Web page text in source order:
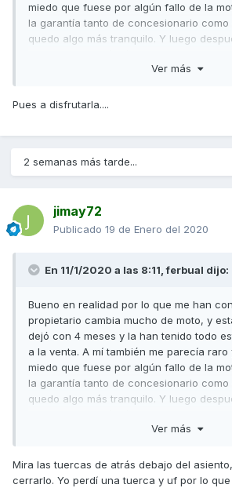
miedo que fuese por algún fallo de la
la garantía tanto de concesionario como
quedo algo más tranquilo. Y luego
motor, de momento estoy encantado con
Ver más
Pues a disfrutarla....
2 semanas más tarde...
jimay72
Publicado 19 de Enero del 2020
En 11/1/2020 a las 8:11,ferbual dijo:
Bueno en realidad por lo que me han
propietario cambia mucho de moto, y
dejó con 4 meses y la han tenido todo
a la venta. A mí también me parecía
miedo que fuese por algún fallo de la
la garantía tanto de concesionario como
quedo algo más tranquilo. Y luego
motor, de momento estoy encantado con
Ver más
Mira las tuercas de atrás debajo del
cerrarlo. Yo perdí una tuerca y uf por lo